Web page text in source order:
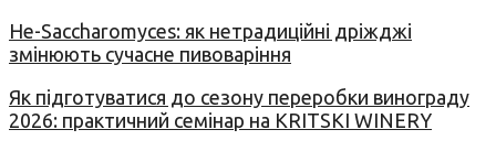
Не-Saccharomyces: як нетрадиційні дріжджі
змінюють сучасне пивоваріння
Як підготуватися до сезону переробки винограду
2026: практичний семінар на KRITSKI WINERY